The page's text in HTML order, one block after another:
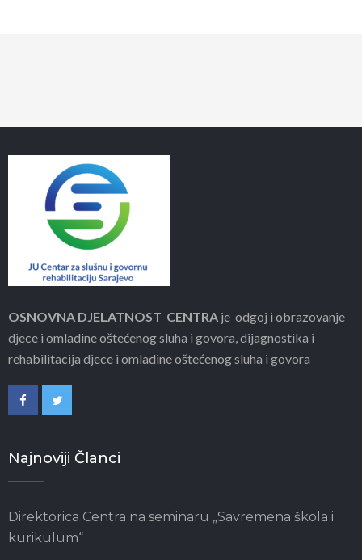
OSNOVNA DJELATNOST CENTRA je odgoj i obrazovanje
djece i omladine oštećenog sluha i govora, dijagnostika i
rehabilitacija djece i omladine oštećenog sluha i govora
Najnoviji Članci
Direktorica Centra na seminaru „Savremena škola i
kurikulum“